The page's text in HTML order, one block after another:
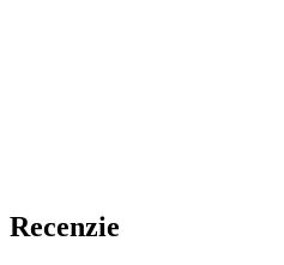
Recenzie